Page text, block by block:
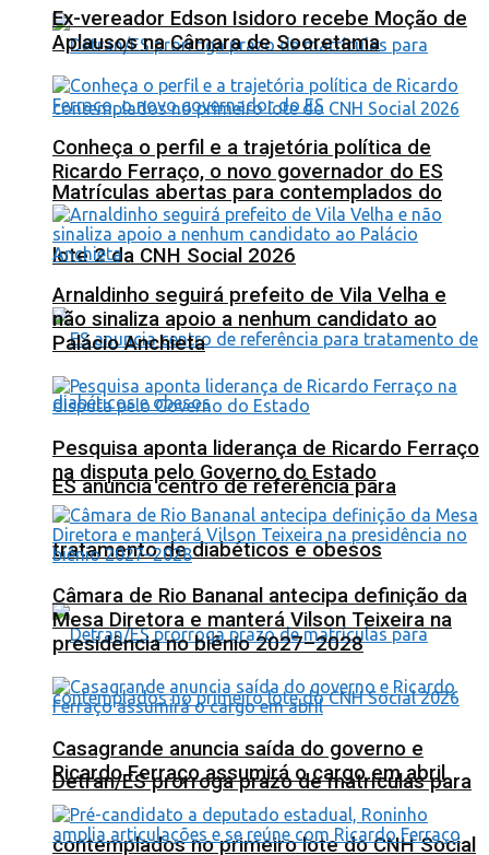
Matrículas abertas para contemplados do
lote 2 da CNH Social 2026
ES anuncia centro de referência para
tratamento de diabéticos e obesos
Detran/ES prorroga prazo de matrículas para
contemplados no primeiro lote do CNH Social
Ex-vereador Edson Isidoro recebe Moção de
Aplausos na Câmara de Sooretama
Conheça o perfil e a trajetória política de
Ricardo Ferraço, o novo governador do ES
Arnaldinho seguirá prefeito de Vila Velha e
não sinaliza apoio a nenhum candidato ao
Palácio Anchieta
Pesquisa aponta liderança de Ricardo Ferraço
na disputa pelo Governo do Estado
Câmara de Rio Bananal antecipa definição da
Mesa Diretora e manterá Vilson Teixeira na
presidência no biênio 2027–2028
Casagrande anuncia saída do governo e
Ricardo Ferraço assumirá o cargo em abril